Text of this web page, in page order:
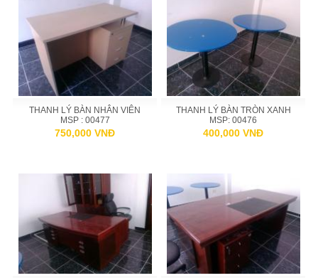
THANH LÝ BÀN NHÂN VIÊN
MSP : 00477
750,000 VNĐ
THANH LÝ BÀN TRÒN XANH
MSP: 00476
400,000 VNĐ